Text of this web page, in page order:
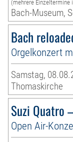
(mehrere Einzeltermine
Bach-Museum,
Bach
Orgelkonzert
Samstag,
Thomaskirche
Suzi Quatro
Open Air-